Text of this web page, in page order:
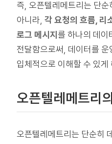
즉, 오픈텔레메트리는 단순
아니라, 각 요청의 흐름, 리
로그 메시지 를 하나의 데이
전달함으로써, 데이터를 운
입체적으로 이해할 수 있게
오픈텔레메트리
오픈텔레메트리는 단순히